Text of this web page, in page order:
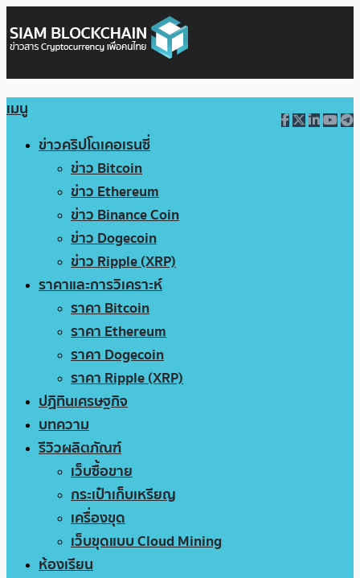
เมนู
ข่าวคริปโตเคอเรนซี่
ข่าว Bitcoin
ข่าว Ethereum
ข่าว Binance Coin
ข่าว Dogecoin
ข่าว Ripple (XRP)
ราคาและการวิเคราะห์
ราคา Bitcoin
ราคา Ethereum
ราคา Dogecoin
ราคา Ripple (XRP)
ปฏิทินเศรษฐกิจ
บทความ
รีวิวผลิตภัณฑ์
เว็บซื้อขาย
กระเป๋าเก็บเหรียญ
เครื่องขุด
เว็บขุดแบบ Cloud Mining
ห้องเรียน